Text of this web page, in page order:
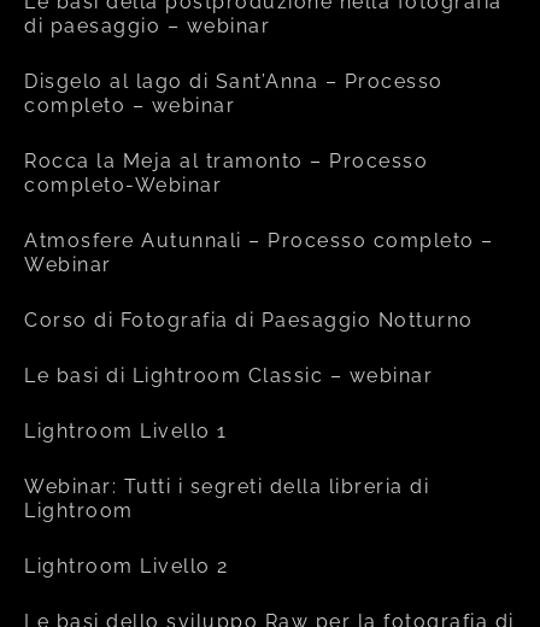
di paesaggio – webinar
Disgelo al lago di Sant’Anna – Processo
completo – webinar
Rocca la Meja al tramonto – Processo
completo-Webinar
Atmosfere Autunnali – Processo completo –
Webinar
Corso di Fotografia di Paesaggio Notturno
Le basi di Lightroom Classic – webinar
Lightroom Livello 1
Webinar: Tutti i segreti della libreria di
Lightroom
Lightroom Livello 2
Le basi dello sviluppo Raw per la fotografia di